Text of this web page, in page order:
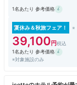
1名あたり 参考価格
夏休み＆秋旅フェア！
39,100
1名あたり 参考価格
※対象施設のみ